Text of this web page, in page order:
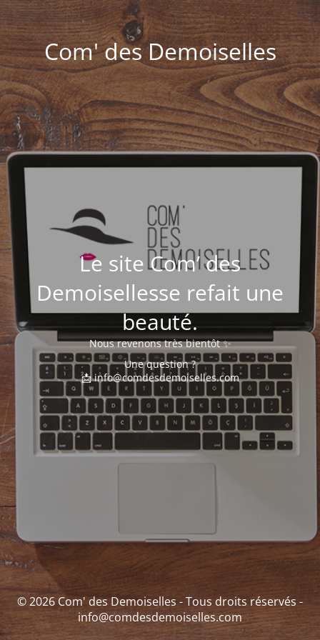
Com' des Demoiselles
Le site Com’ des
Demoisellesse refait une
beauté.
Nous revenons très bientôt ✨
Une question ?
📩 info@comdesdemoiselles.com
© 2026 Com' des Demoiselles - Tous droits réservés -
info@comdesdemoiselles.com